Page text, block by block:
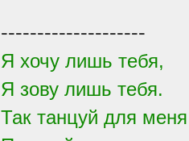
--------------------
Я хочу лишь тебя,
Я зову лишь тебя.
Так танцуй для